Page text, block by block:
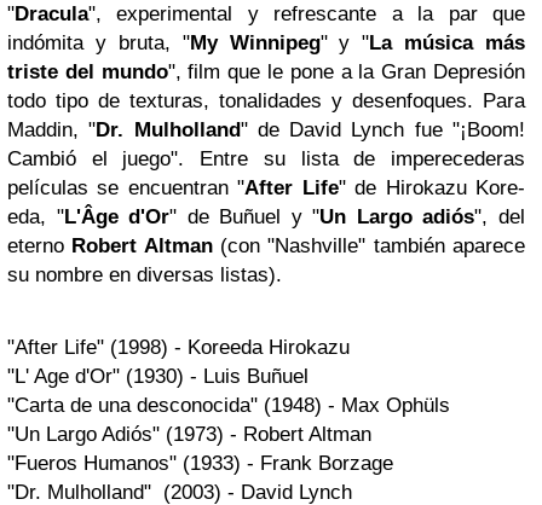
"Dracula", experimental y refrescante a la par que
indómita y bruta, "My Winnipeg" y "La música más
triste del mundo", film que le pone a la Gran Depresión
todo tipo de texturas, tonalidades y desenfoques. Para
Maddin, "Dr. Mulholland" de David Lynch fue "¡Boom!
Cambió el juego". Entre su lista de imperecederas
películas se encuentran "After Life" de Hirokazu Kore-
eda, "L'Âge d'Or" de Buñuel y "Un Largo adiós", del
eterno Robert Altman(con "Nashville" también aparece
su nombre en diversas listas).
"After Life" (1998) - Koreeda Hirokazu
"L' Age d'Or" (1930) - Luis Buñuel
"Carta de una desconocida" (1948) - Max Ophüls
"Un Largo Adiós" (1973) - Robert Altman
"Fueros Humanos" (1933) - Frank Borzage
"Dr. Mulholland" (2003) - David Lynch